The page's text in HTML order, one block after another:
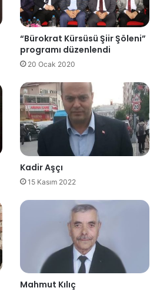
“Bürokrat Kürsüsü Şiir Şöleni”
programı düzenlendi
20 Ocak 2020
Kadir Aşçı
15 Kasım 2022
Mahmut Kılıç